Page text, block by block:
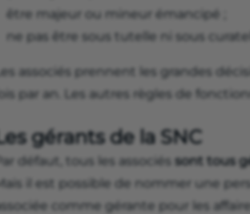
être majeur ou mineur émancipé ;
ne pas être sous tutelle ni sous
associés prennent les grandes
par an. Les autres règles de
gérants de la SNC
défaut, tous les associés sont tous
il est possible de nommer une
comme gérante pour les